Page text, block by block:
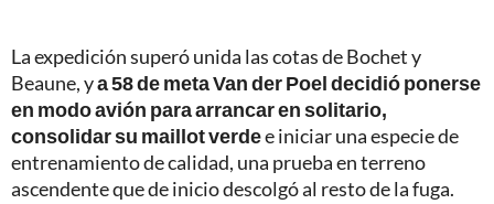
La expedición superó unida las cotas de Bochet y
Beaune, ya 58 de meta Van der Poel decidió ponerse
en modo avión para arrancar en solitario,
consolidar su maillot verdee iniciar una especie de
entrenamiento de calidad, una prueba en terreno
ascendente que de inicio descolgó al resto de la fuga.